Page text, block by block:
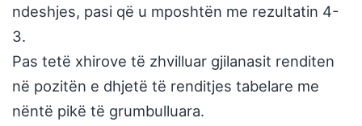
ndeshjes, pasi që u mposhtën me rezultatin 4-
3.
Pas tetë xhirove të zhvilluar gjilanasit renditen
në pozitën e dhjetë të renditjes tabelare me
nëntë pikë të grumbulluara.